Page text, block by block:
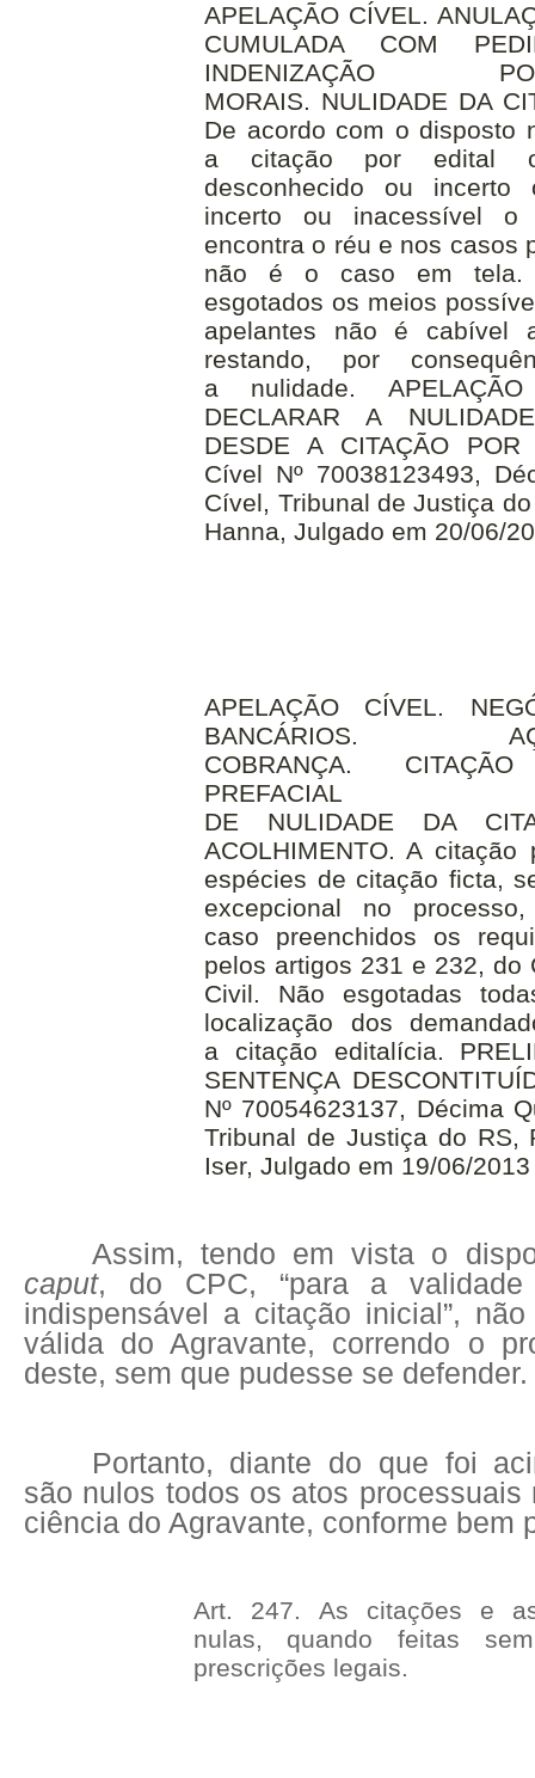
APELAÇÃO CÍVEL.
CUMULADA COM
INDENIZAÇÃO
MORAIS. NULIDADE DA
De acordo com o disposto
a
citação por edital
desconhecido ou
incerto ou inacessível
encontra o réu e nos casos
não é o caso em tela.
esgotados os meios
apelantes não é cabível
restando, por
a
nulidade.
DECLARAR A
NULIDADE
DESDE A
CITAÇÃO
POR
Cível Nº 70038123493,
Cível, Tribunal de Justiça
Hanna, Julgado em 20/06/
APELAÇÃO CÍVEL.
BANCÁRIOS.
COBRANÇA.
CITAÇÃO
PREFACIAL
DE
NULIDADE DA
ACOLHIMENTO. A citação
espécies de citação ficta,
excepcional no
caso preenchidos os
pelos artigos 231 e 232, do
Civil. Não esgotadas
localização dos
a
citação
editalícia.
SENTENÇA
Nº 70054623137, Décima
Tribunal de Justiça do RS,
Iser, Julgado em 19/06/2013
Assim, tendo em vista o
caput, do CPC, “para a
indispensável a citação inicial”,
válida do Agravante, correndo o
deste, sem que pudesse se defender.
Portanto, diante do que foi
são nulos todos os atos processuais
ciência do Agravante, conforme bem
Art. 247. As citações e
nulas, quando feitas
prescrições legais.